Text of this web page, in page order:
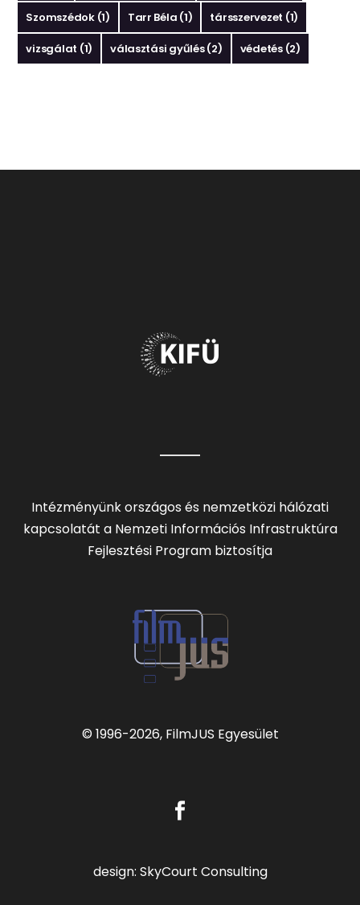
Szomszédok(1) Tarr Béla (1) társszervezet (1)
vizsgálat (1) választási gyűlés(2) védetés(2)
Intézményünk országos és nemzetközi hálózati
kapcsolatát a Nemzeti Információs Infrastruktúra
Fejlesztési Program biztosítja
© 1996-2026, FilmJUS Egyesület
design: SkyCourt Consulting